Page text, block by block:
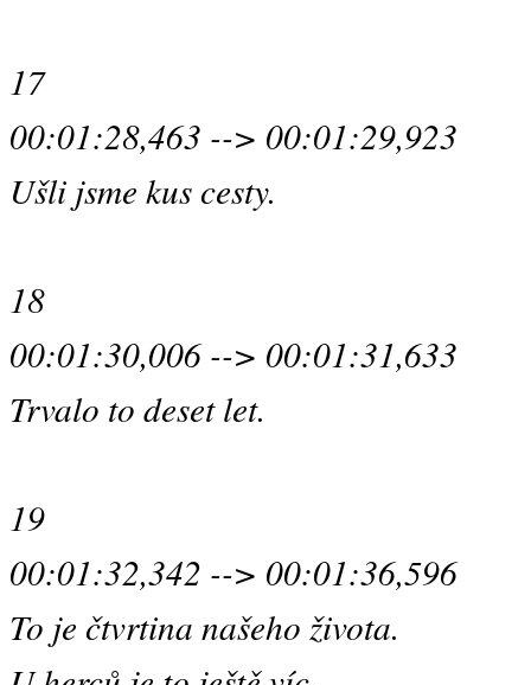
17
00:01:28,463 --> 00:01:29,923
Ušli jsme kus cesty.
18
00:01:30,006 --> 00:01:31,633
Trvalo to deset let.
19
00:01:32,342 --> 00:01:36,596
To je čtvrtina našeho života.